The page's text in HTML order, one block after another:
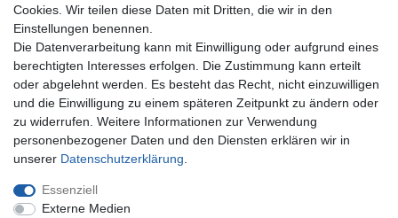
Unternehmen
Kontakt
Datenschutzerklärung
AGB Kundeninformationen
Impressum
Zahlung und Versand
Cookies. Wir teilen diese Daten mit Dritten, die wir in den
Einstellungen benennen.
Die Datenverarbeitung kann mit Einwilligung oder aufgrund eines
berechtigten Interesses erfolgen. Die Zustimmung kann erteilt
oder abgelehnt werden. Es besteht das Recht, nicht einzuwilligen
und die Einwilligung zu einem späteren Zeitpunkt zu ändern oder
zu widerrufen. Weitere Informationen zur Verwendung
personenbezogener Daten und den Diensten erklären wir in
unserer Daten­schutz­erklärung
Essenziell
Externe Medien